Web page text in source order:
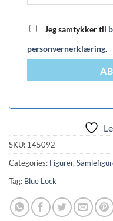
Jeg samtykker til
personvernerklæring.
SKU: 145092
Categories: Figurer,
Tag: Blue Lock